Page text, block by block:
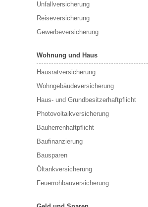
Unfallversicherung
Reiseversicherung
Gewerbeversicherung
Wohnung und Haus
Hausratversicherung
Wohngebäudeversicherung
Haus- und Grundbesitzerhaftpflicht
Photovoltaikversicherung
Bauherrenhaftpflicht
Baufinanzierung
Bausparen
Öltankversicherung
Feuerrohbauversicherung